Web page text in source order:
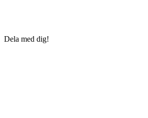
Dela med dig!